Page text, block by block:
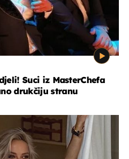
Suci iz MasterChefa
drukčiju stranu